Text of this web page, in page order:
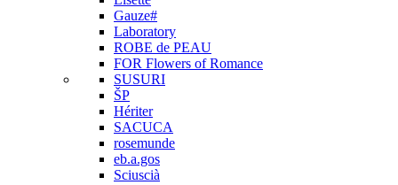
Gauze#
Laboratory
ROBE de PEAU
FOR Flowers of Romance
SUSURI
ŠP
Hériter
SACUCA
rosemunde
eb.a.gos
Sciuscià